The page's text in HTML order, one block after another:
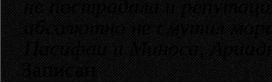
не пострадала и
абсолютно не смутил
Пасифаи и Миноса,
Записан